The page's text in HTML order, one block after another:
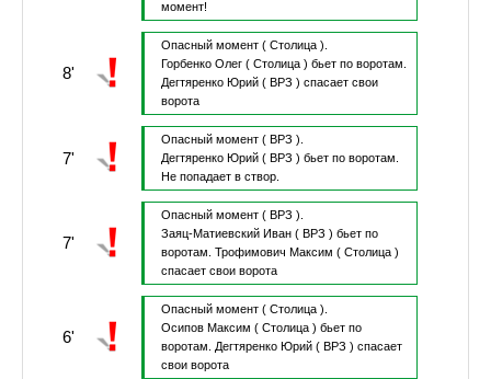
момент!
8'
Опасный момент ( Столица ).
Горбенко Олег( Столица ) бьет по воротам.
Дегтяренко Юрий( ВРЗ ) спасает свои
ворота
7'
Опасный момент ( ВРЗ ).
Дегтяренко Юрий( ВРЗ ) бьет по воротам.
Не попадает в створ.
7'
Опасный момент ( ВРЗ ).
Заяц-Матиевский Иван( ВРЗ ) бьет по
воротам. Трофимович Максим ( Столица )
спасает свои ворота
6'
Опасный момент ( Столица ).
Осипов Максим ( Столица ) бьет по
воротам.
Дегтяренко Юрий( ВРЗ ) спасает
свои ворота